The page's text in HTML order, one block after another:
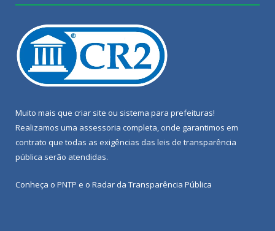
Muito mais que criar site ou sistema para prefeituras!
Realizamos uma assessoria completa, onde garantimos em
contrato que todas as exigências das leis de transparência
pública serão atendidas.
Conheça o PNTP e o Radar da Transparência Pública